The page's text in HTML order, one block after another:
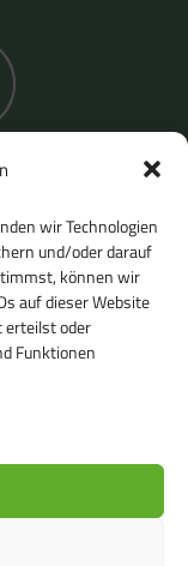
wir Technologien
und/oder darauf
können wir
auf dieser Website
erteilst oder
Funktionen